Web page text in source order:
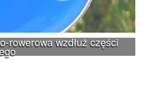
rowerowa wzdłuż części